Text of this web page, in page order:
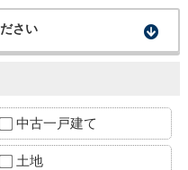
さい
中古一戸建て
土地